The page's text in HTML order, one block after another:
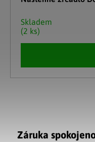
Skladem
(2 ks)
Záruka